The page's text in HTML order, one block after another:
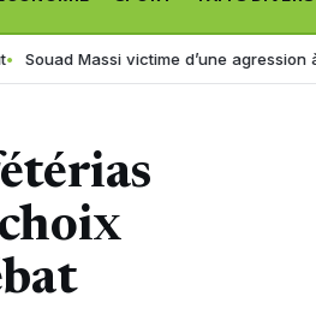
victime d’une agression à